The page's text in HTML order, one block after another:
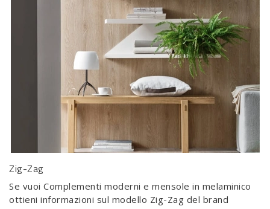
Zig-Zag
Se vuoi Complementi moderni e mensole in melaminico
ottieni informazioni sul modello Zig-Zag del brand